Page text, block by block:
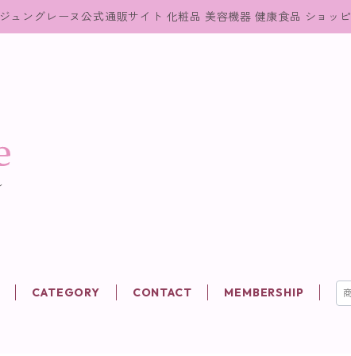
ジュングレーヌ公式通販サイト 化粧品 美容機器 健康食品 ショッ
CATEGORY CONTACT MEMBERSHIP